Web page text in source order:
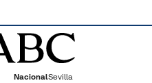
NacionalSevilla